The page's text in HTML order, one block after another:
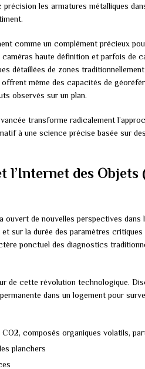
les armatures métalliques
comme un complément précieux
haute définition et parfois de
détaillées de zones
offrent même des capacités de
observés sur un plan.
transforme radicalement
à une science précise basée sur
l’Internet des Objets
ouvert de nouvelles perspectives dans
sur la durée des paramètres critiques
ponctuel des diagnostics
de cette révolution technologique.
dans un logement pour
CO2, composés organiques volatils,
planchers